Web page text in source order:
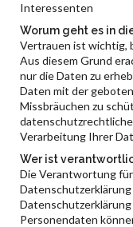
Interessenten
Worum geht es in
Vertrauen ist wichtig,
Aus diesem Grund
nur die Daten zu
Daten mit der
Missbräuchen zu
Verarbeitung Ihrer
Wer ist
Die Verantwortung
Personendaten